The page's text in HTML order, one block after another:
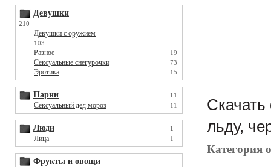
Девушки
210
Девушки с оружием
103
Разное 19
Сексуальные снегурочки 73
Эротика 15
Парни 11
Сексуальный дед мороз 11
Люди 1
Лица 1
Фрукты и овощи
льду,
Категория